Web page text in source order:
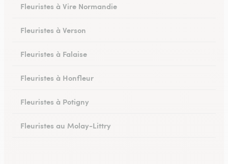
Fleuristes à Vire Normandie
Fleuristes à Verson
Fleuristes à Falaise
Fleuristes à Honfleur
Fleuristes à Potigny
Fleuristes au Molay-Littry